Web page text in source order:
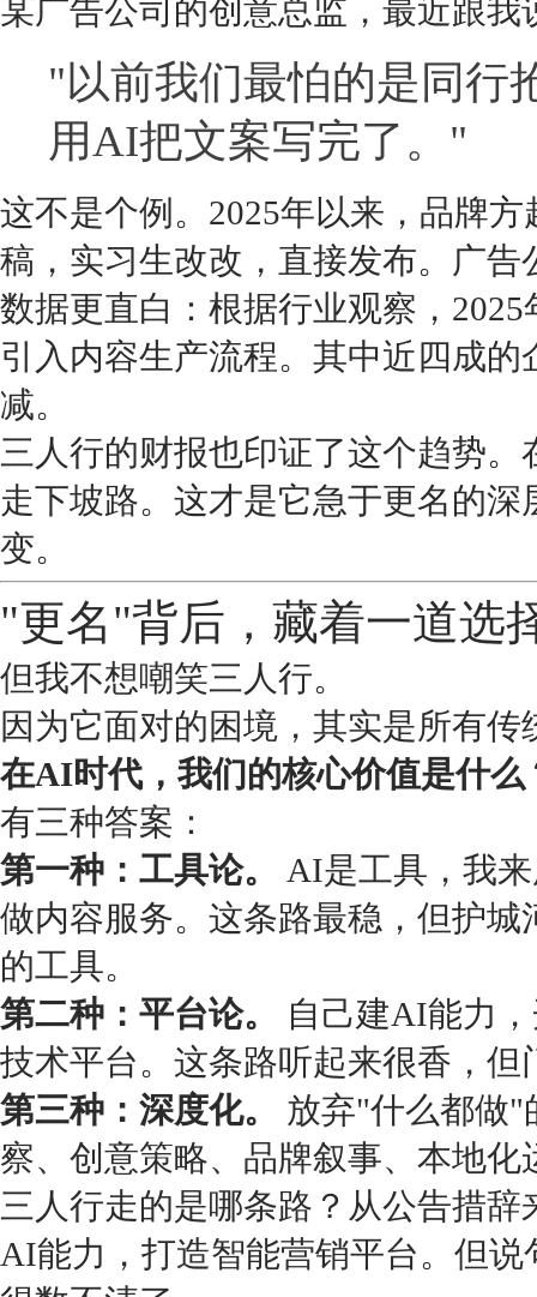
某广告公司的创意总监，最近跟
"以前我们最怕的是同行
用AI把文案写完了。"
这不是个例。2025年以来，品牌
稿，实习生改改，直接发布。广告
数据更直白：根据行业观察，
引入内容生产流程。其中近四成
减。
三人行的财报也印证了这个趋势
走下坡路。这才是它急于更名的
变。
"更名"背后，藏着一道选
但我不想嘲笑三人行。
因为它面对的困境，其实是所有
在AI时代，我们的核心价值是什么
有三种答案：
第一种：工具论。
AI是工具，我
做内容服务。这条路最稳，但护
的工具。
第二种：平台论。
自己建AI能力
技术平台。这条路听起来很香，
第三种：深度化。
放弃"什么都做
察、创意策略、品牌叙事、本地
三人行走的是哪条路？从公告措
AI能力，打造智能营销平台。但